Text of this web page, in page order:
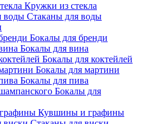
Кружки из стекла
Стаканы для воды
Бокалы для бренди
Бокалы для вина
Бокалы для коктейлей
Бокалы для мартини
Бокалы для пива
Бокалы для
Кувшины и графины